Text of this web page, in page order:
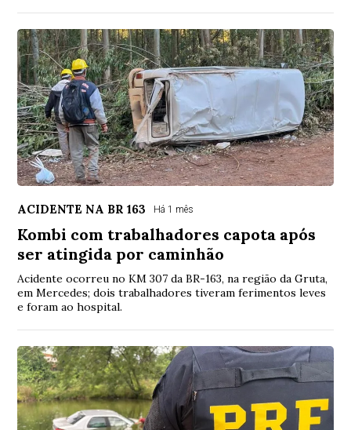
ACIDENTE NA BR 163 Há 1 mês
Kombi com trabalhadores capota após
ser atingida por caminhão
Acidente ocorreu no KM 307 da BR-163, na região da Gruta,
em Mercedes; dois trabalhadores tiveram ferimentos leves
e foram ao hospital.